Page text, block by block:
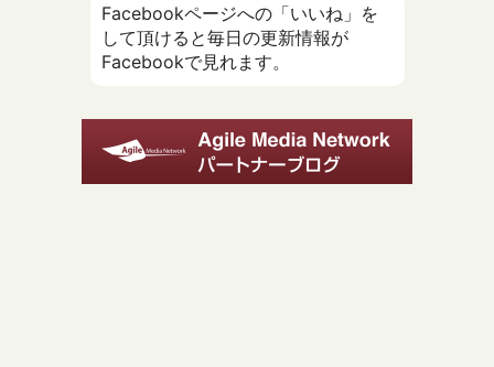
Facebookページへの「いいね」を
して頂けると毎日の更新情報が
Facebookで見れます。